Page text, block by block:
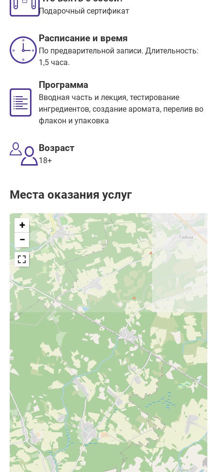
Подарочный сертификат
Расписание и время
По предварительной записи. Длительность:
1,5 часа.
Программа
Вводная часть и лекция, тестирование
ингредиентов, создание аромата, перелив во
флакон и упаковка
Возраст
18+
Места оказания услуг
+
−